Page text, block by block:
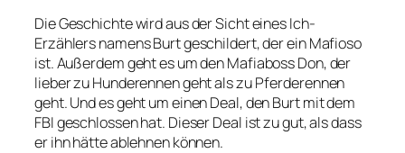
Die Geschichte wird aus der Sicht eines Ich-
Erzählers namens Burt geschildert, der ein Mafioso
ist. Außerdem geht es um den Mafiaboss Don, der
lieber zu Hunderennen geht als zu Pferderennen
geht. Und es geht um einen Deal, den Burt mit dem
FBI geschlossen hat. Dieser Deal ist zu gut, als dass
er ihn hätte ablehnen können.